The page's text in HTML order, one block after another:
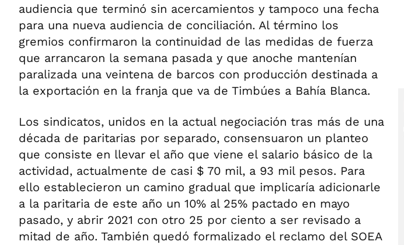
audiencia que terminó sin acercamientos y tampoco una fecha
para una nueva audiencia de conciliación. Al término los
gremios confirmaron la continuidad de las medidas de fuerza
que arrancaron la semana pasada y que anoche mantenían
paralizada una veintena de barcos con producción destinada a
la exportación en la franja que va de Timbúes a Bahía Blanca.
Los sindicatos, unidos en la actual negociación tras más de una
década de paritarias por separado, consensuaron un planteo
que consiste en llevar el año que viene el salario básico de la
actividad, actualmente de casi $ 70 mil, a 93 mil pesos. Para
ello establecieron un camino gradual que implicaría adicionarle
a la paritaria de este año un 10% al 25% pactado en mayo
pasado, y abrir 2021 con otro 25 por ciento a ser revisado a
mitad de año. También quedó formalizado el reclamo del SOEA